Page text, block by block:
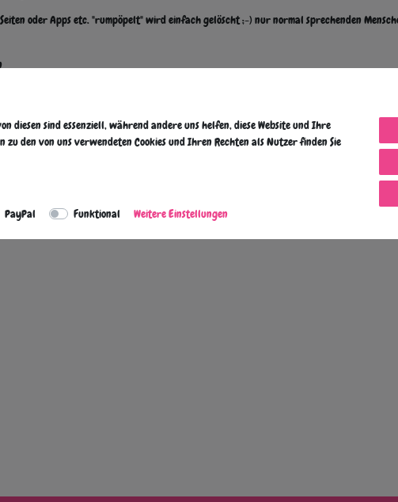
oder Apps etc. "rumpöpelt" wird einfach gelöscht ;-) nur normal sprechenden
diesen sind essenziell, während andere uns helfen, diese Website und Ihre
den von uns verwendeten Cookies und Ihren Rechten als Nutzer finden Sie
PayPal Funktional Weitere Einstellungen